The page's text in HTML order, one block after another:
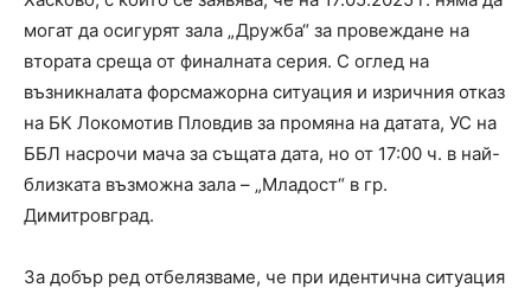
могат да осигурят зала „Дружба“ за провеждане на
втората среща от финалната серия. С оглед на
възникналата форсмажорна ситуация и изричния отказ
на БК Локомотив Пловдив за промяна на датата, УС на
ББЛ насрочи мача за същата дата, но от 17:00 ч. в най-
близката възможна зала – „Младост“ в гр.
Димитровград.
За добър ред отбелязваме, че при идентична ситуация